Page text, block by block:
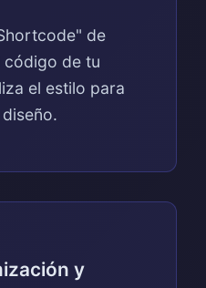
de
código de tu
el estilo para
y